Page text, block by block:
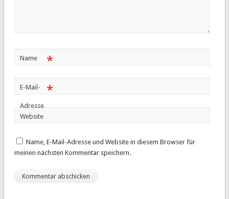
Name *
E-Mail-
Adresse
*
Website
Name, E-Mail-Adresse und Website in diesem Browser für
meinen nächsten Kommentar speichern.